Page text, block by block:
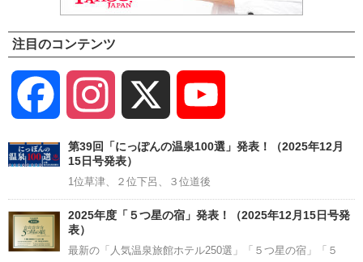
注目のコンテンツ
Facebook Instagram
Channel
第39回「にっぽんの温泉100選」発表！（2025年12月
15日号発表）
1位草津、２位下呂、３位道後
2025年度「５つ星の宿」発表！（2025年12月15日号発
表）
最新の「人気温泉旅館ホテル250選」「５つ星の宿」「５